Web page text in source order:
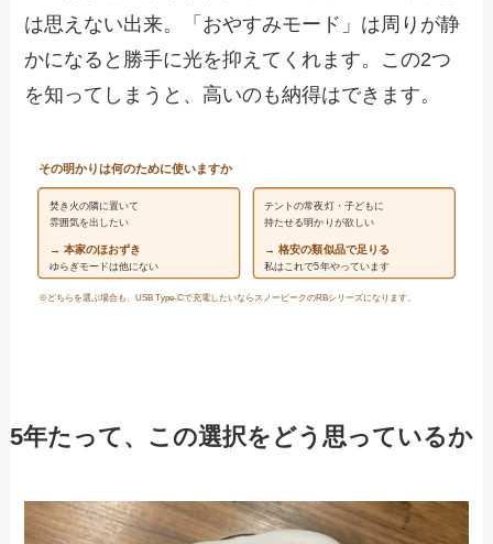
は思えない出来。「おやすみモード」は周りが静
かになると勝手に光を抑えてくれます。この2つ
を知ってしまうと、高いのも納得はできます。
その明かりは何のために使いますか
焚き火の隣に置いて
雰囲気を出したい
→ 本家のほおずき
ゆらぎモードは他にない
テントの常夜灯・子どもに
持たせる明かりが欲しい
→ 格安の類似品で足りる
私はこれで5年やっています
※どちらを選ぶ場合も、USB Type-Cで充電したいならスノーピークのRBシリーズになります。
5年たって、この選択をどう思っているか